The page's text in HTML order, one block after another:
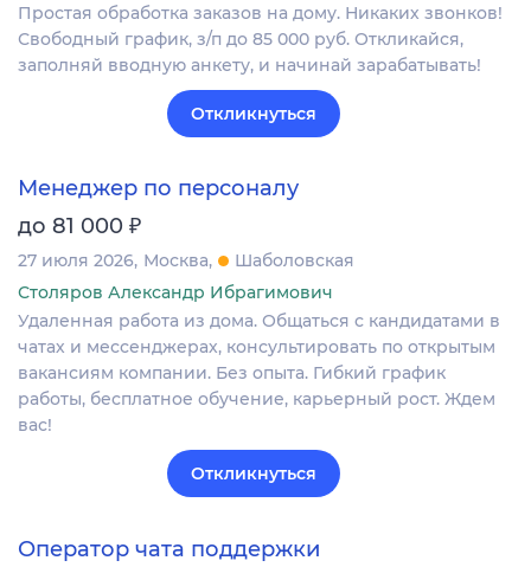
Простая обработка заказов на дому. Никаких звонков!
Свободный график, з/п до 85 000 руб. Откликайся,
заполняй вводную анкету, и начинай зарабатывать!
Откликнуться
Менеджер по персоналу
до 81 000 ₽
27 июля 2026 Москва
Шаболовская
Столяров Александр Ибрагимович
Удаленная работа из дома. Общаться с кандидатами в
чатах и мессенджерах, консультировать по открытым
вакансиям компании. Без опыта. Гибкий график
работы, бесплатное обучение, карьерный рост. Ждем
вас!
Откликнуться
Оператор чата поддержки